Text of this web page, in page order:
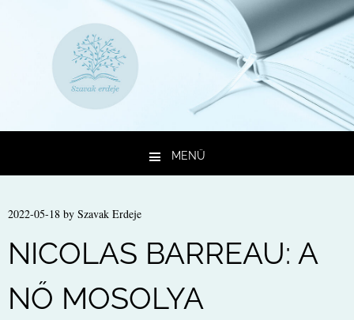
MENÜ
2022-05-18 by Szavak Erdeje
NICOLAS BARREAU: A
NŐ MOSOLYA